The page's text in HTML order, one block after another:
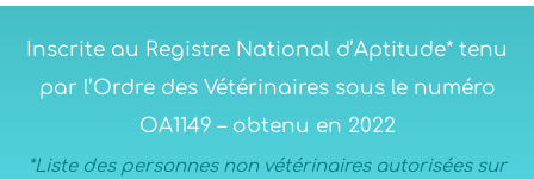
Inscrite au Registre National d’Aptitude* tenu
par l’Ordre des Vétérinaires sous le numéro
OA1149 – obtenu en 2022
*Liste des personnes non vétérinaires autorisées sur